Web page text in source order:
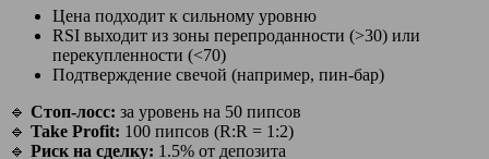
Цена подходит к сильному уровню
RSI выходит из зоны перепроданности (>30) или
перекупленности (<70)
Подтверждение свечой (например, пин-бар)
🔹 Стоп-лосс: за уровень на 50 пипсов
🔹 Take Profit: 100 пипсов (R:R = 1:2)
🔹 Риск на сделку: 1.5% от депозита